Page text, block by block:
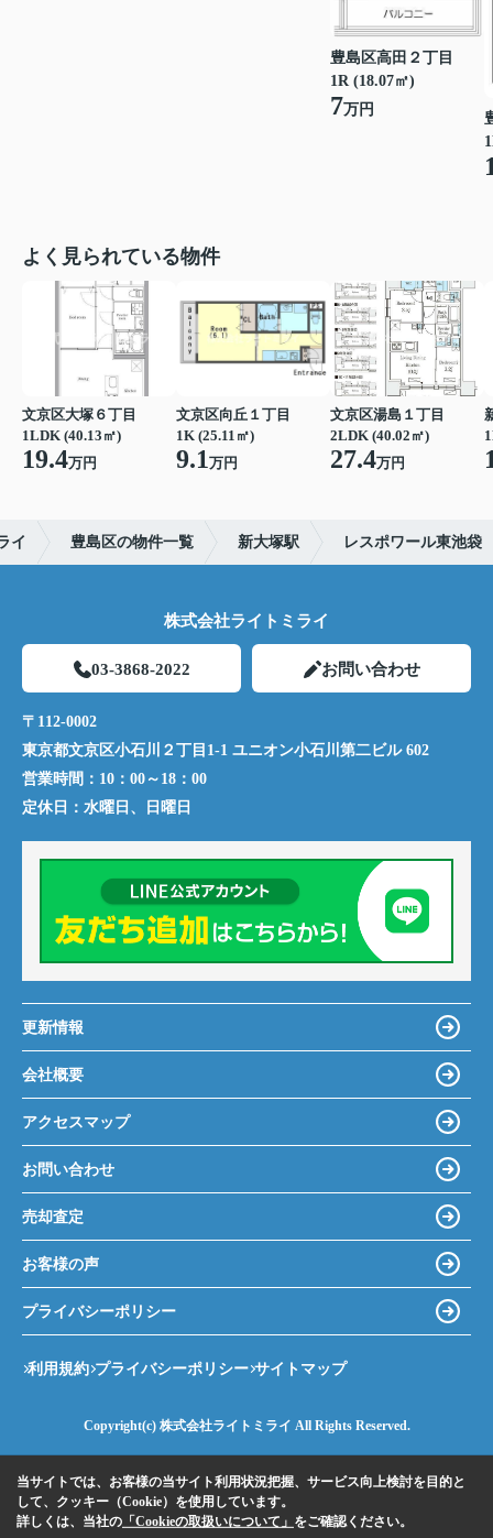
豊島区高田２丁目
1R (18.07㎡)
7万円
よく見られている物件
文京区大塚６丁目
1LDK (40.13㎡)
19.4万円
文京区向丘１丁目
1K (25.11㎡)
9.1万円
文京区湯島１丁目
2LDK (40.02㎡)
27.4万円
イ 豊島区の物件一覧 新大塚駅 レスポワール東池袋
株式会社ライトミライ
03-3868-2022 お問い合わせ
〒112-0002
東京都文京区小石川２丁目1-1 ユニオン小石川第二ビル 602
営業時間： 10：00～18：00
定休日： 水曜日、日曜日
更新情報
会社概要
アクセスマップ
お問い合わせ
売却査定
お客様の声
プライバシーポリシー
利用規約 プライバシーポリシー サイトマップ
Copyright(c) 株式会社ライトミライ All Rights Reserved.
当サイトでは、お客様の当サイト利用状況把握、サービス向上検討を目的と
して、クッキー（Cookie）を使用しています。
詳しくは、当社の 「Cookieの取扱いについて」 をご確認ください。